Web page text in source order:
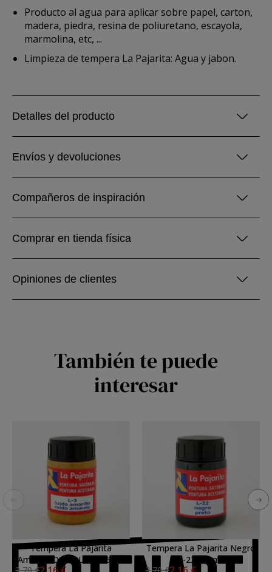
Producto al agua para aplicar sobre papel, carton,
madera, piedra, resina de poliuretano, escayola,
marmolina, etc, ...
Limpieza de tempera La Pajarita: Agua y jabon.
Detalles del producto
Envíos y devoluciones
Compañeros de inspiración
Comprar en tienda física
Opiniones de clientes
También te puede
interesar
Tempera La Pajarita
Amarillo Oxido L-03, 35 ml.
Tempera La Pajarita Negro
L-22, 35 ml.